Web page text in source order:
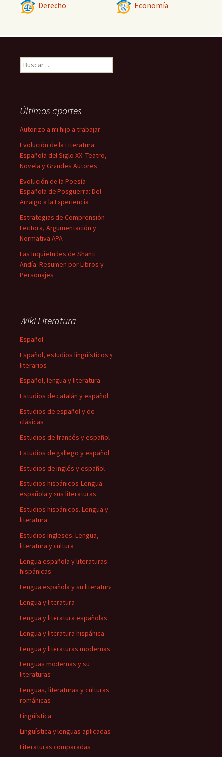
Derecho Economía
Buscar:
Últimos aportes
Autorizo a mi hijo a trabajar
Evolución de la Literatura
Española del Siglo XX: Teatro,
Novela y Grandes Autores
Evolución de la Poesía
Española de Posguerra: Del
Arraigo a la Experiencia
Estrategias de Comprensión
Lectora, Argumentación y
Normativa APA
Las Inquietudes de Shanti
Andía: Resumen por Libros y
Personajes
Wiki Literatura
Español
Español, estudios lingüísticos y
literarios
Español, lengua y literatura
Estudios de catalán y español
Estudios de español y de
clásicas
Estudios de francés y español
Estudios de gallego y español
Estudios de inglés y español
Estudios hispánicos-Lengua
española y sus literaturas
Estudios hispánicos. Lengua y
literatura
Estudios ingleses. Lengua,
literatura y cultura
Lengua española y literaturas
hispánicas
Lengua española y su literatura
Lengua y literatura
Lengua y literatura españolas
Lengua y literatura hispánica
Lengua y literaturas modernas
Lenguas modernas y su
literaturas
Lenguas, literaturas y culturas
románicas
Lingüística
Lingüística y lenguas aplicadas
Literaturas comparadas